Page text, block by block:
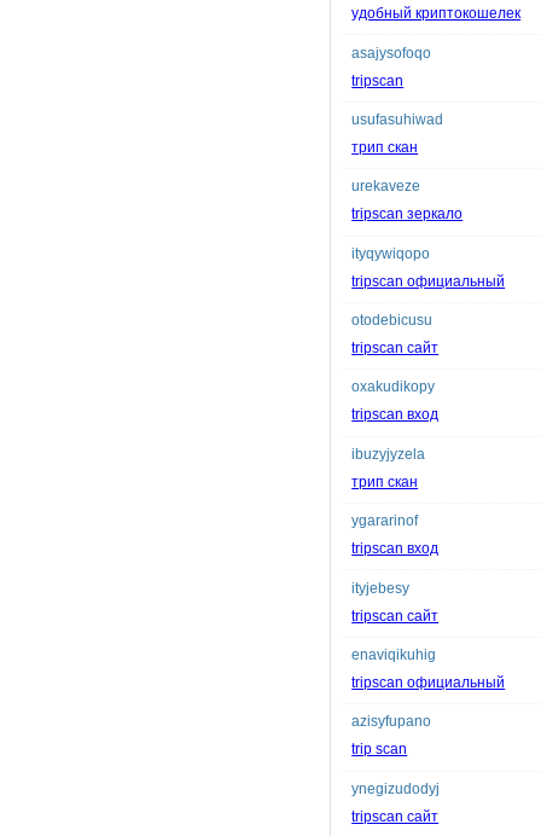
удобный криптокошелек
asajysofoqo
tripscan
usufasuhiwad
трип скан
urekaveze
tripscan зеркало
ityqywiqopo
tripscan официальный
otodebicusu
tripscan сайт
oxakudikopy
tripscan вход
ibuzyjyzela
трип скан
ygararinof
tripscan вход
ityjebesy
tripscan сайт
enaviqikuhig
tripscan официальный
azisyfupano
trip scan
ynegizudodyj
tripscan сайт